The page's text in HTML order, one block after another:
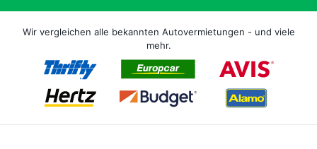
Wir vergleichen alle bekannten Autovermietungen - und viele
mehr.